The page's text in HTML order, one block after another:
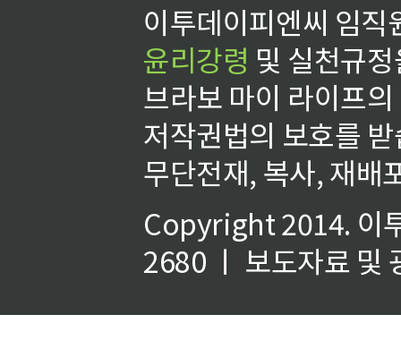
이투데이피엔씨 임
윤리강령 및 실천규
브라보 마이 라이프
저작권법의 보호를
무단전재, 복사, 재배
Copyright 2014. 이
2680 ㅣ 보도자료